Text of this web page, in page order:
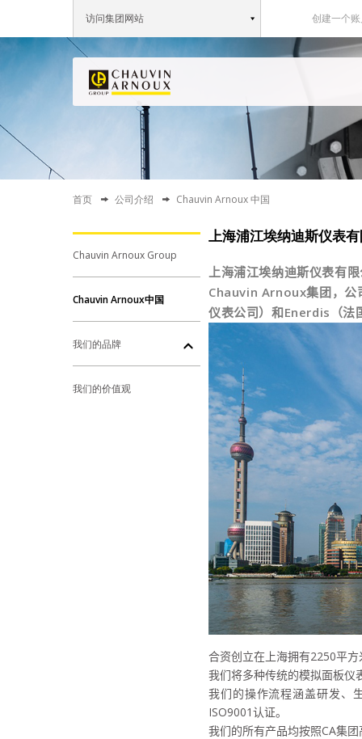
访问集团网站 创建一个
首页 公司介绍 Chauvin Arnoux 中国
Chauvin Arnoux Group
Chauvin Arnoux中国
我们的品牌
我们的价值观
上海浦江埃纳迪斯仪表
上海浦江埃纳迪斯仪表有
Chauvin Arnoux集团，公
仪表公司）和Enerdis （
合资创立在上海拥有2250平方
我们将多种传统的模拟面板仪
我们的操作流程涵盖研发、
ISO9001认证。
我们的所有产品均按照CA集团